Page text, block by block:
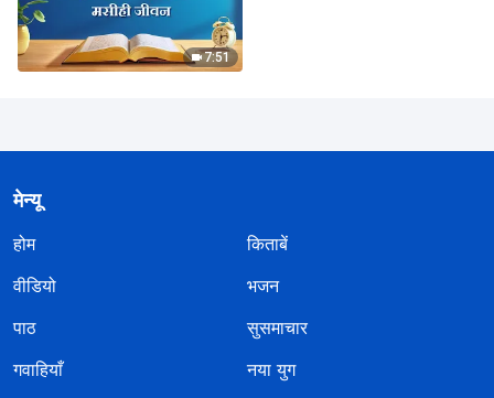
7:51
मेन्यू
होम
किताबें
वीडियो
भजन
पाठ
सुसमाचार
गवाहियाँ
नया युग